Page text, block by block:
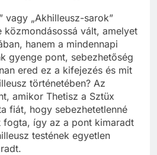
vagy „Akhilleusz-sarok”
közmondásossá vált, amelyet
hanem a mindennapi
gyenge pont, sebezhetőség
ered ez a kifejezés és mit
történetében? Az
amikor Thetisz a Sztüx
fiát, hogy sebezhetetlenné
fogta, így az a pont kimaradt
testének egyetlen